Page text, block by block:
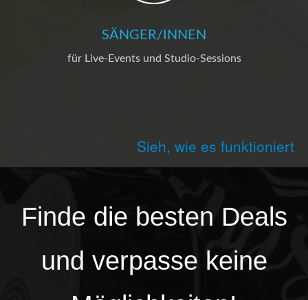
SÄNGER/INNEN
für Live-Events und Studio-Sessions
Sieh, wie es funktioniert
Finde die besten Deals
und verpasse keine